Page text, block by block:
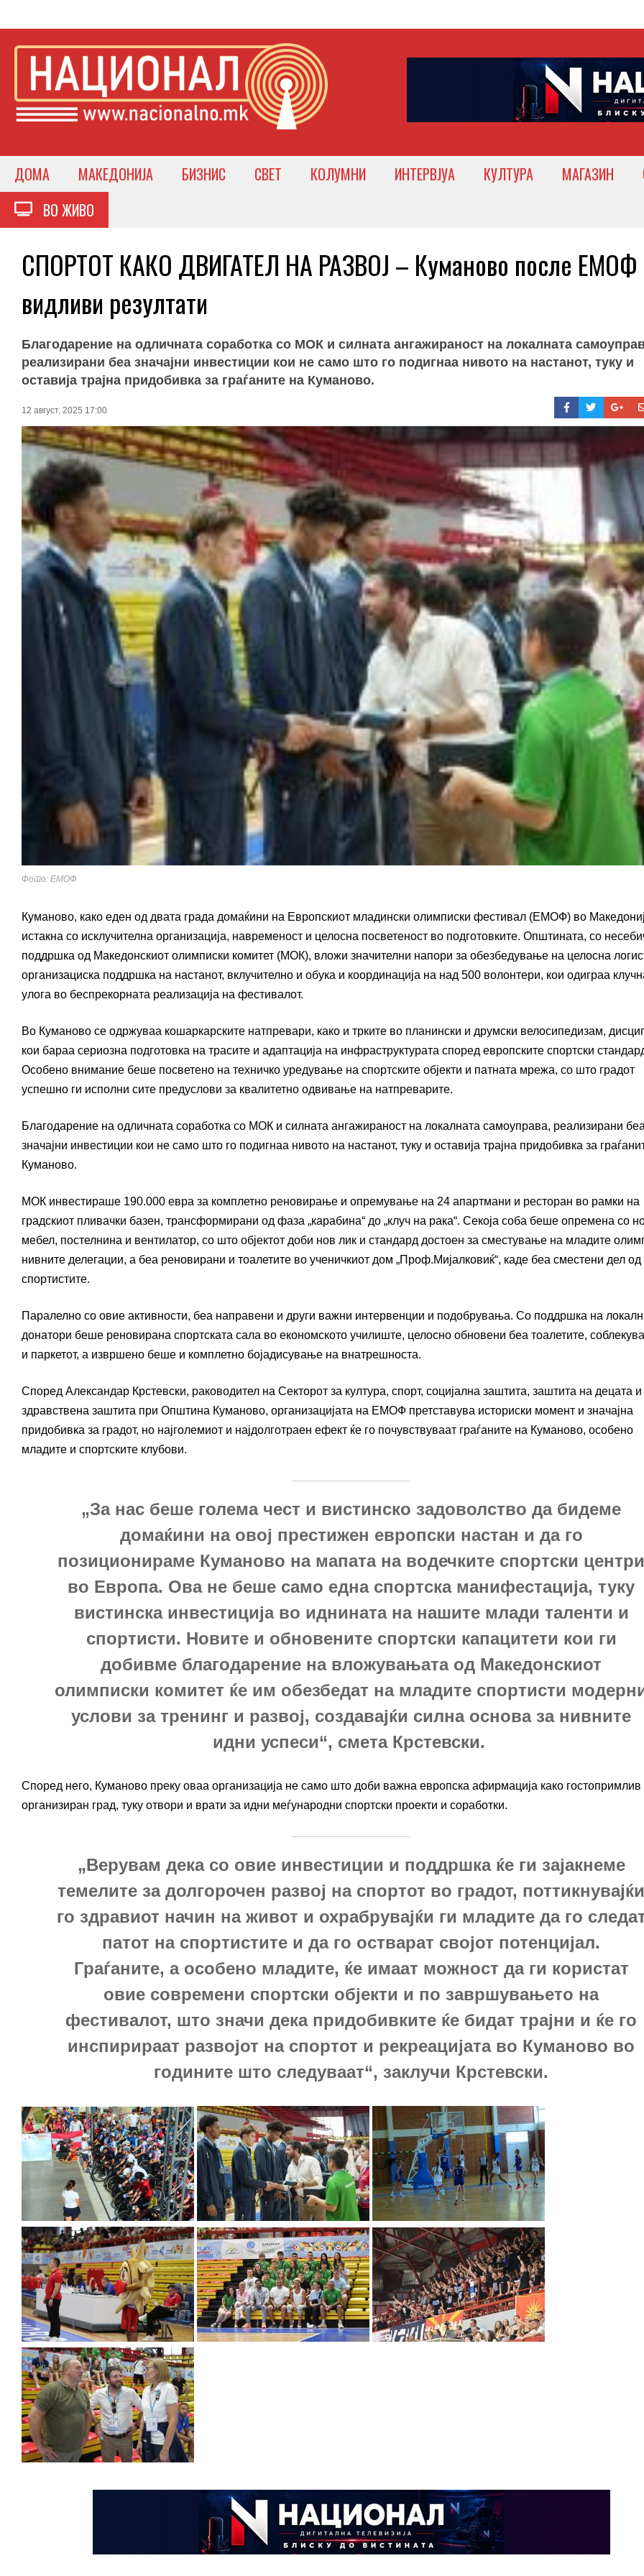
ДОМА МАКЕДОНИЈА БИЗНИС СВЕТ КОЛУМНИ ИНТЕРВЈУА КУЛТУРА МАГАЗИН
ВО ЖИВО
СПОРТОТ КАКО ДВИГАТЕЛ НА РАЗВОЈ – Куманово после ЕМОФ
видливи резултати
Благодарение на одличната соработка со МОК и силната ангажираност на локалната
реализирани беа значајни инвестиции кои не само што го подигнаа нивото на настанот, туку и
оставија трајна придобивка за граѓаните на Куманово.
12 август, 2025 17:00
Фото: ЕМОФ
Куманово, како еден од двата града домаќини на Европскиот младински олимписки фестивал (ЕМОФ) во
истакна со исклучителна организација, навременост и целосна посветеност во подготовките. Општината, со
поддршка од Македонскиот олимписки комитет (МОК), вложи значителни напори за обезбедување на целосна
организациска поддршка на настанот, вклучително и обука и координација на над 500 волонтери, кои одиграа
улога во беспрекорната реализација на фестивалот.
Во Куманово се одржуваа кошаркарските натпревари, како и трките во планински и друмски велосипедизам,
кои бараа сериозна подготовка на трасите и адаптација на инфраструктурата според европските спортски
Особено внимание беше посветено на техничко уредување на спортските објекти и патната мрежа, со што градот
успешно ги исполни сите предуслови за квалитетно одвивање на натпреварите.
Благодарение на одличната соработка со МОК и силната ангажираност на локалната самоуправа, реализирани беа
значајни инвестиции кои не само што го подигнаа нивото на настанот, туку и оставија трајна придобивка за
Куманово.
МОК инвестираше 190.000 евра за комплетно реновирање и опремување на 24 апартмани и ресторан во рамки на
градскиот пливачки базен, трансформирани од фаза „карабина“ до „клуч на рака“. Секоја соба беше опремена со
мебел, постелнина и вентилатор, со што објектот доби нов лик и стандард достоен за сместување на младите
нивните делегации, а беа реновирани и тоалетите во ученичкиот дом „Проф.Мијалковиќ“, каде беа сместени дел од
спортистите.
Паралелно со овие активности, беа направени и други важни интервенции и подобрувања. Со поддршка на
донатори беше реновирана спортската сала во економското училиште, целосно обновени беа тоалетите,
и паркетот, а извршено беше и комплетно бојадисување на внатрешноста.
Според Александар Крстевски, раководител на Секторот за култура, спорт, социјална заштита, заштита на децата и
здравствена заштита при Општина Куманово, организацијата на ЕМОФ претставува историски момент и значајна
придобивка за градот, но најголемиот и најдолготраен ефект ќе го почувствуваат граѓаните на Куманово, особено
младите и спортските клубови.
„За нас беше голема чест и вистинско задоволство да бидеме
домаќини на овој престижен европски настан и да го
позиционираме Куманово на мапата на водечките спортски центри
во Европа. Ова не беше само една спортска манифестација, туку
вистинска инвестиција во иднината на нашите млади таленти и
спортисти. Новите и обновените спортски капацитети кои ги
добивме благодарение на вложувањата од Македонскиот
олимписки комитет ќе им обезбедат на младите спортисти
услови за тренинг и развој, создавајќи силна основа за нивните
идни успеси“, смета Крстевски.
Според него, Куманово преку оваа организација не само што доби важна европска афирмација како гостопримлив
организиран град, туку отвори и врати за идни меѓународни спортски проекти и соработки.
„Верувам дека со овие инвестиции и поддршка ќе ги зајакнеме
темелите за долгорочен развој на спортот во градот, поттикнувајќи
го здравиот начин на живот и охрабрувајќи ги младите да го
патот на спортистите и да го остварат својот потенцијал.
Граѓаните, а особено младите, ќе имаат можност да ги користат
овие современи спортски објекти и по завршувањето на
фестивалот, што значи дека придобивките ќе бидат трајни и ќе го
инспирираат развојот на спортот и рекреацијата во Куманово во
годините што следуваат“, заклучи Крстевски.